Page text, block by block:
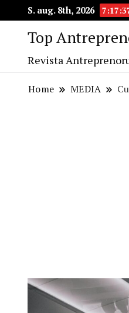
S. aug. 8th, 2026
Top
Revista
Home MEDIA